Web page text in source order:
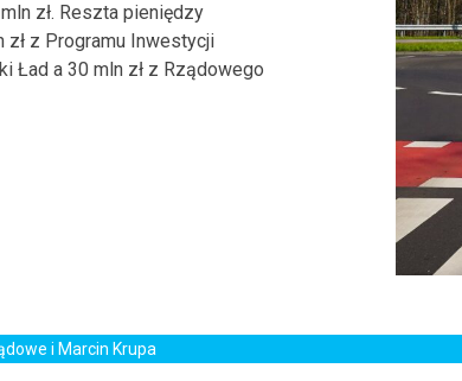
zł. Reszta pieniędzy
z Programu Inwestycji
Ład a 30 mln zł z Rządowego
i Marcin Krupa